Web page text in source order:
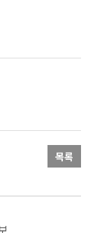
목록